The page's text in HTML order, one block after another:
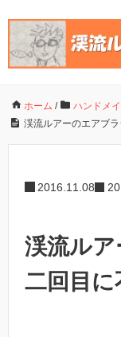
ホーム / ハンドメ
渓流ルアーのエアブ
2016.11.08
渓流ル
二回目に